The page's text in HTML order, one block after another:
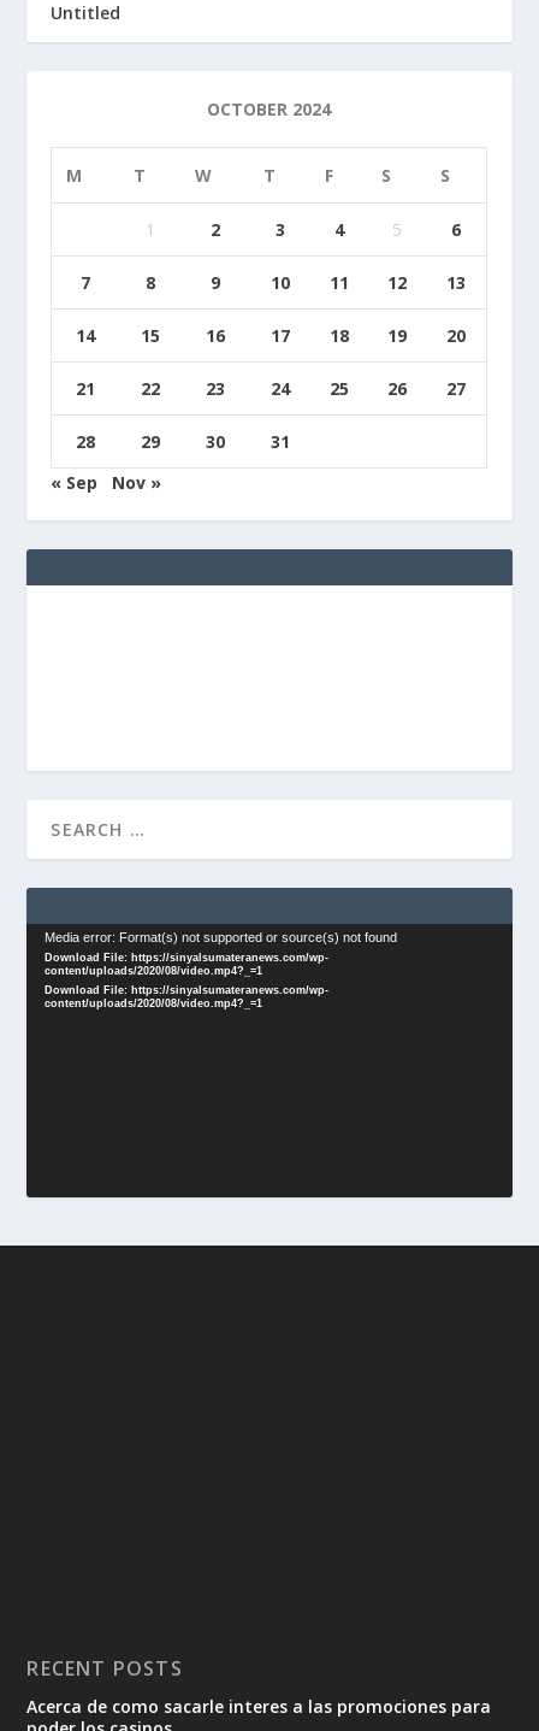
Untitled
OCTOBER 2024
M T W T F S S
1 2 3 4 5 6
7 8 9 10 11 12 13
14 15 16 17 18 19 20
21 22 23 24 25 26 27
28 29 30
31
« Sep
Nov »
Video
Player
Media error: Format(s) not supported or source(s) not found
Download File: https://sinyalsumateranews.com/wp-
content/uploads/2020/08/video.mp4?_=1
Download File: https://sinyalsumateranews.com/wp-
content/uploads/2020/08/video.mp4?_=1
RECENT POSTS
Acerca de como sacarle interes a las promociones para